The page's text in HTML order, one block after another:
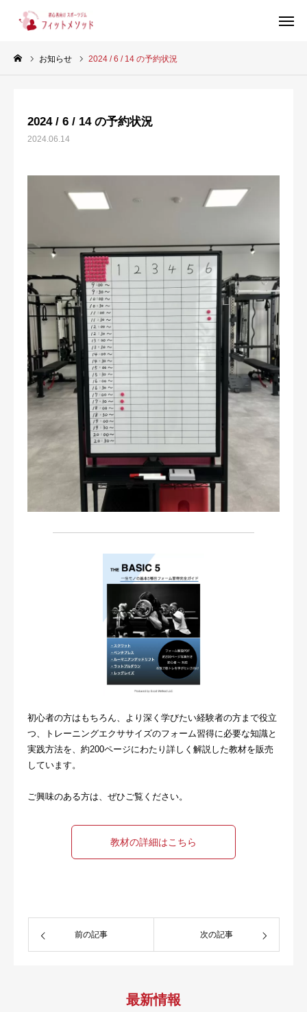
お知らせ 2024 / 6 / 14 の予約状況
2024 / 6 / 14 の予約状況
2024.06.14
初心者の方はもちろん、より深く学びたい経験者の方まで役立
つ、トレーニングエクササイズのフォーム習得に必要な知識と
実践方法を、約200ページにわたり詳しく解説した教材を販売
しています。
ご興味のある方は、ぜひご覧ください。
教材の詳細はこちら
前の記事 次の記事
最新情報
当ジムについて
スタッフ紹介
店舗情報
お問い合わせ・ご予約
会則等
お知らせ